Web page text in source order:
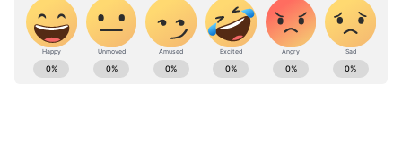
ABOUT THE AUTHOR